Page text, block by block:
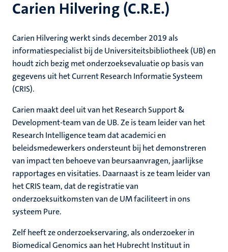
Carien Hilvering (C.R.E.)
Carien Hilvering werkt sinds december 2019 als
informatiespecialist bij de Universiteitsbibliotheek (UB) en
houdt zich bezig met onderzoeksevaluatie op basis van
gegevens uit het Current Research Informatie Systeem
(CRIS).
Carien maakt deel uit van het Research Support &
Development-team van de UB. Ze is team leider van het
Research Intelligence team dat academici en
beleidsmedewerkers ondersteunt bij het demonstreren
van impact ten behoeve van beursaanvragen, jaarlijkse
rapportages en visitaties. Daarnaast is ze team leider van
het CRIS team, dat de registratie van
onderzoeksuitkomsten van de UM faciliteert in ons
systeem Pure.
Zelf heeft ze onderzoekservaring, als onderzoeker in
Biomedical Genomics aan het Hubrecht Instituut in